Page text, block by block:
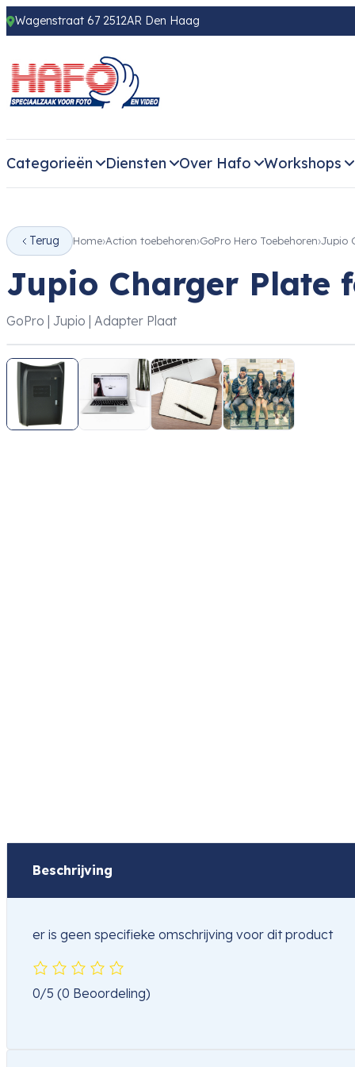
Wagenstraat 67 2512AR Den Haag
Categorieën Diensten Over Hafo Workshops
Terug Home Action toebehoren GoPro Hero Toebehoren Jupio
Jupio Charger Plate
GoPro | Jupio | Adapter Plaat
‹
Beschrijving
er is geen specifieke omschrijving voor dit product
0/5 (0 Beoordeling)